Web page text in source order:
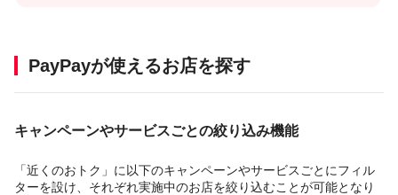
PayPayが使えるお店を探す
キャンペーンやサービスごとの絞り込み機能
「近くのおトク」に以下のキャンペーンやサービスごとにフィル
ターを設け、それぞれ実施中のお店を絞り込むことが可能となり